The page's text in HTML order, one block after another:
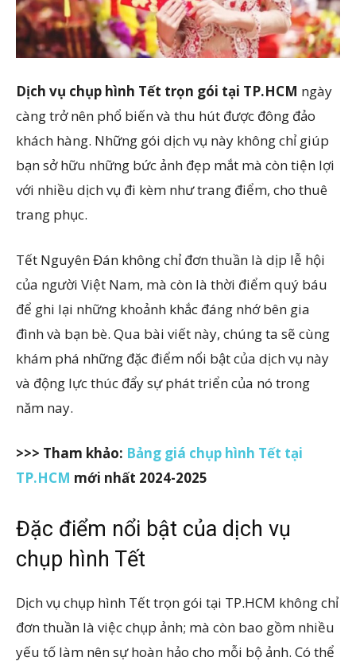
Dịch vụ chụp hình Tết trọn gói tại TP.HCM ngày
càng trở nên phổ biến và thu hút được đông đảo
khách hàng. Những gói dịch vụ này không chỉ giúp
bạn sở hữu những bức ảnh đẹp mắt mà còn tiện lợi
với nhiều dịch vụ đi kèm như trang điểm, cho thuê
trang phục.
Tết Nguyên Đán không chỉ đơn thuần là dịp lễ hội
của người Việt Nam, mà còn là thời điểm quý báu
để ghi lại những khoảnh khắc đáng nhớ bên gia
đình và bạn bè. Qua bài viết này, chúng ta sẽ cùng
khám phá những đặc điểm nổi bật của dịch vụ này
và động lực thúc đẩy sự phát triển của nó trong
năm nay.
>>> Tham khảo: Bảng giá chụp hình Tết tại
TP.HCM mới nhất 2024-2025
Đặc điểm nổi bật của dịch vụ
chụp hình Tết
Dịch vụ chụp hình Tết trọn gói tại TP.HCM không chỉ
đơn thuần là việc chụp ảnh; mà còn bao gồm nhiều
yếu tố làm nên sự hoàn hảo cho mỗi bộ ảnh. Có thể